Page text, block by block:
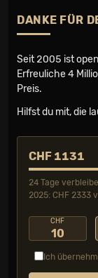
DANKE FÜR
Seit 2005 ist
Erfreuliche 4
Preis.
Hilfst du mit, die
CHF 1131
24 Tage
2025: CHF 2333
CHF
10
Ich